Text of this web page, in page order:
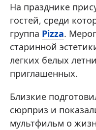
На празднике
гостей, среди
группа Pizza.
старинной
легких белых
приглашенных.
Близкие
сюрприз и
мультфильм о